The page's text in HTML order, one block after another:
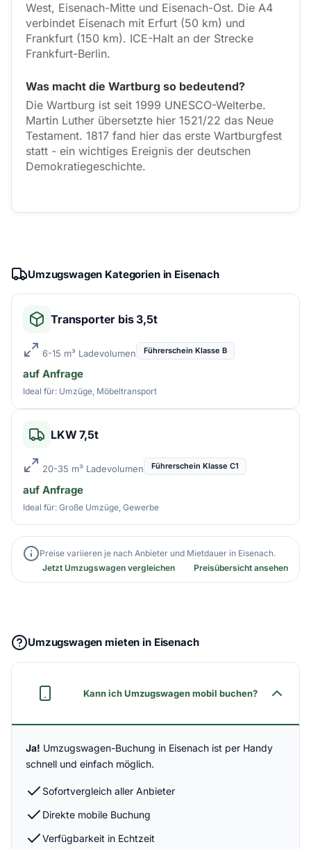
West, Eisenach-Mitte und Eisenach-Ost. Die A4
verbindet Eisenach mit Erfurt (50 km) und
Frankfurt (150 km). ICE-Halt an der Strecke
Frankfurt-Berlin.
Was macht die Wartburg so bedeutend?
Die Wartburg ist seit 1999 UNESCO-Welterbe.
Martin Luther übersetzte hier 1521/22 das Neue
Testament. 1817 fand hier das erste Wartburgfest
statt - ein wichtiges Ereignis der deutschen
Demokratiegeschichte.
Umzugswagen Kategorien in Eisenach
Transporter bis 3,5t
6-15 m³ Ladevolumen Führerschein Klasse B
auf Anfrage
Ideal für: Umzüge, Möbeltransport
LKW 7,5t
20-35 m³ Ladevolumen Führerschein Klasse C1
auf Anfrage
Ideal für: Große Umzüge, Gewerbe
Preise variieren je nach Anbieter und Mietdauer in Eisenach.
Jetzt Umzugswagen vergleichen
Preisübersicht ansehen
Umzugswagen mieten in Eisenach
Kann ich Umzugswagen mobil buchen?
Ja! Umzugswagen-Buchung in Eisenach ist per Handy
schnell und einfach möglich.
Sofortvergleich aller Anbieter
Direkte mobile Buchung
Verfügbarkeit in Echtzeit